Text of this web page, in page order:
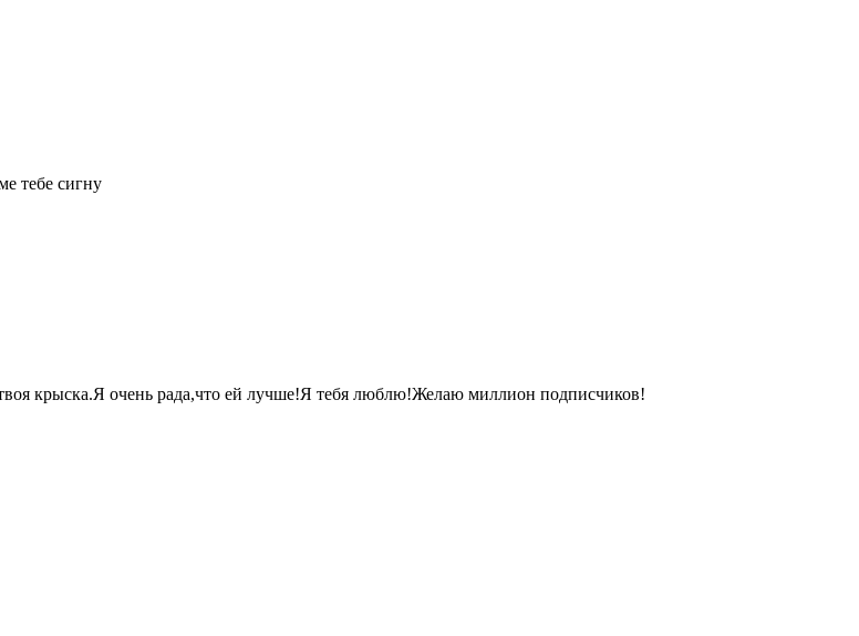
тебе сигну
крыска.Я очень рада,что ей лучше!Я тебя люблю!Желаю миллион подписчиков!